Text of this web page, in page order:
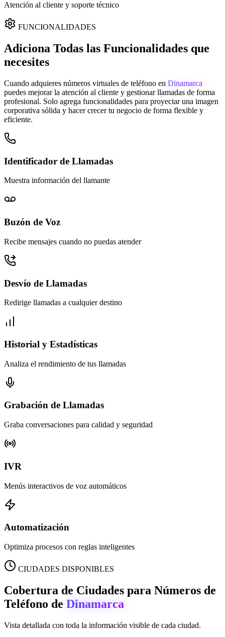
Atención al cliente y soporte técnico
FUNCIONALIDADES
Adiciona Todas las Funcionalidades que
necesites
Cuando adquieres números virtuales de teléfono en Dinamarca
puedes mejorar la atención al cliente y gestionar llamadas de forma
profesional. Solo agrega funcionalidades para proyectar una imagen
corporativa sólida y hacer crecer tu negocio de forma flexible y
eficiente.
Identificador de Llamadas
Muestra información del llamante
Buzón de Voz
Recibe mensajes cuando no puedas atender
Desvío de Llamadas
Redirige llamadas a cualquier destino
Historial y Estadísticas
Analiza el rendimiento de tus llamadas
Grabación de Llamadas
Graba conversaciones para calidad y seguridad
IVR
Menús interactivos de voz automáticos
Automatización
Optimiza procesos con reglas inteligentes
CIUDADES DISPONIBLES
Cobertura de Ciudades para Números de
Teléfono de Dinamarca
Vista detallada con toda la información visible de cada ciudad.